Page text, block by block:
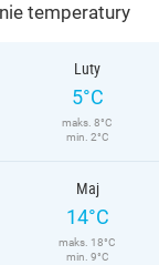
temperatury
Luty
5°C
maks. 8°C
min. 2°C
Maj
14°C
maks. 18°C
min. 9°C